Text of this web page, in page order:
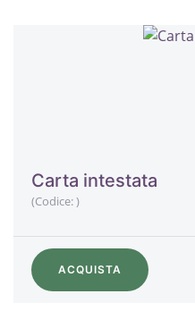
Carta intestata
(Codice:)
ACQUISTA